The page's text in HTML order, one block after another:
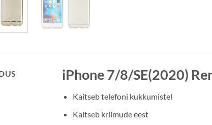
iPhone 7/8/SE(2020)
Kaitseb telefoni kukkumistel
Kaitseb kriimude eest